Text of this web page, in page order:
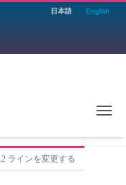
日本語 English
ラインを変更する